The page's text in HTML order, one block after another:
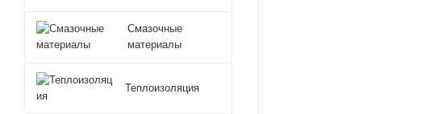
Смазочные
материалы
Теплоизоляция